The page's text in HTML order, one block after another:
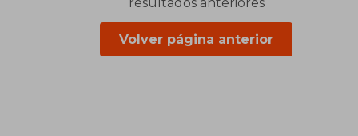
resultados anteriores
Volver página anterior